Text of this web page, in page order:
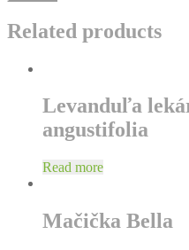
Related products
Levanduľa
angustifolia
Read more
Mačička Bella